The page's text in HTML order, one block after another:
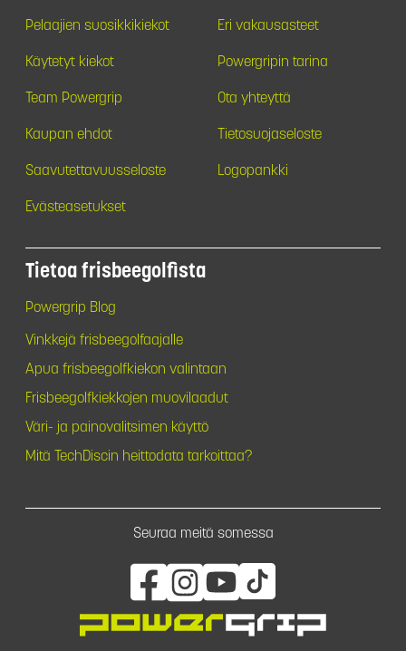
Pelaajien suosikkikiekot Eri vakausasteet
Käytetyt kiekot Powergripin tarina
Team Powergrip Ota yhteyttä
Kaupan ehdot Tietosuojaseloste
Saavutettavuusseloste Logopankki
Evästeasetukset
Tietoa frisbeegolfista
Powergrip Blog
Vinkkejä frisbeegolfaajalle
Apua frisbeegolfkiekon valintaan
Frisbeegolfkiekkojen muovilaadut
Väri- ja painovalitsimen käyttö
Mitä TechDiscin heittodata tarkoittaa?
Seuraa meitä somessa